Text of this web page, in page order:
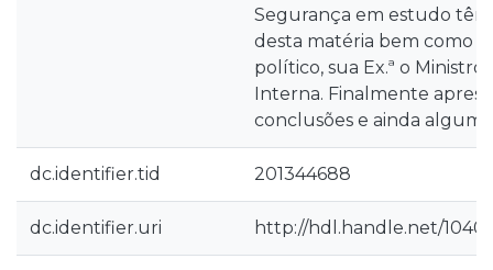
Segurança em estudo
desta matéria bem como o
político, sua Ex.ª o
Interna. Finalmente
conclusões e ainda
dc.identifier.tid 201344688
dc.identifier.uri http://hdl.handle.net/